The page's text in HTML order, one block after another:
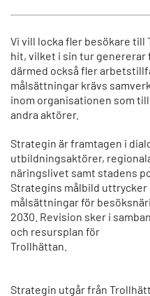
Vi vill locka fler besökare
hit, vilket i sin tur
därmed också fler
målsättningar krävs
inom organisationen som
andra aktörer.
Strategin är framtagen i
utbildningsaktörer,
näringslivet samt stadens
Strategins målbild
målsättningar för
2030. Revision sker i
och resursplan för
Trollhättan.
Strategin utgår från